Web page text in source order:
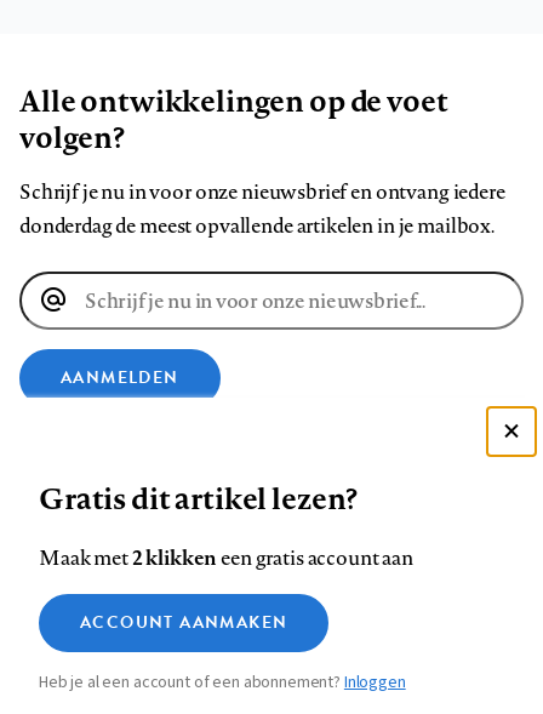
Alle ontwikkelingen op de voet
volgen?
Schrijf je nu in voor onze nieuwsbrief en ontvang iedere
donderdag de meest opvallende artikelen in je mailbox.
E-
mailadres
AANMELDEN
ons
op
Facebook
ons
ons
ons
Instagram
ons
YouTube
ons
Footer
navigation
Contact Colofon Disclaimer Privacy
Medische vragen verdienen
betrouwbare antwoorden
Zie onze cookie policy
Analytische cookies
Marketing cookies
Gratis dit artikel lezen?
Maak met2 klikkeneen gratis account aan
ACCOUNT AANMAKEN
Heb je al een account of een abonnement?Inloggen